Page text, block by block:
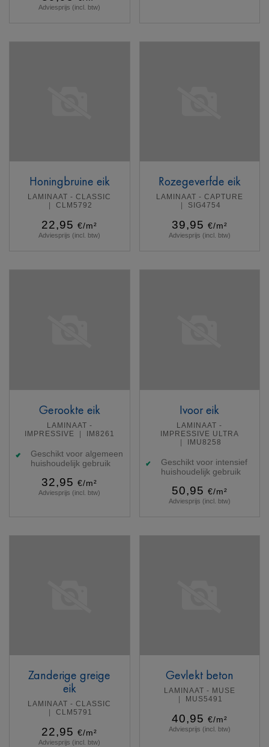
Adviesprijs (incl. btw)
Honingbruine eik
LAMINAAT - CLASSIC
CLM5792
22,95 €/m²
Adviesprijs (incl. btw)
Rozegeverfde eik
LAMINAAT - CAPTURE
SIG4754
39,95 €/m²
Adviesprijs (incl. btw)
Gerookte eik
LAMINAAT -
IMPRESSIVE
IM8261
Geschikt voor algemeen
huishoudelijk gebruik
32,95 €/m²
Adviesprijs (incl. btw)
Ivoor eik
LAMINAAT -
IMPRESSIVE ULTRA
IMU8258
Geschikt voor intensief
huishoudelijk gebruik
50,95 €/m²
Adviesprijs (incl. btw)
Zanderige greige
eik
LAMINAAT - CLASSIC
CLM5791
22,95 €/m²
Adviesprijs (incl. btw)
Gevlekt beton
LAMINAAT - MUSE
MUS5491
40,95 €/m²
Adviesprijs (incl. btw)